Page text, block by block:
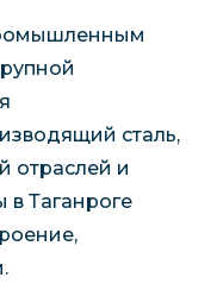
сталь,
отраслей и
в Таганроге